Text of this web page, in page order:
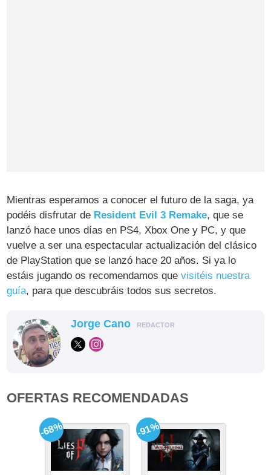
Mientras esperamos a conocer el futuro de la saga, ya
podéis disfrutar de Resident Evil 3 Remake, que se
lanzó hace unos días en PS4, Xbox One y PC, y que
vuelve a ser una espectacular actualización del clásico
de PlayStation que se lanzó hace 20 años. Si ya lo
estáis jugando os recomendamos quevisitéis nuestra
guía, para que descubráis todos sus secretos.
Jorge Cano REDACTOR
OFERTAS RECOMENDADAS
-68% -91%